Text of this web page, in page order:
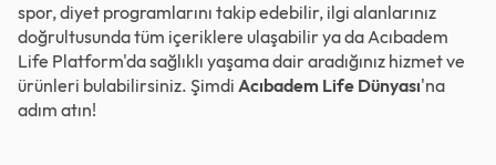
spor, diyet programlarını takip edebilir, ilgi alanlarınız
doğrultusunda tüm içeriklere ulaşabilir ya da Acıbadem
Life Platform'da sağlıklı yaşama dair aradığınız hizmet ve
ürünleri bulabilirsiniz. Şimdi Acıbadem Life Dünyası'na
adım atın!